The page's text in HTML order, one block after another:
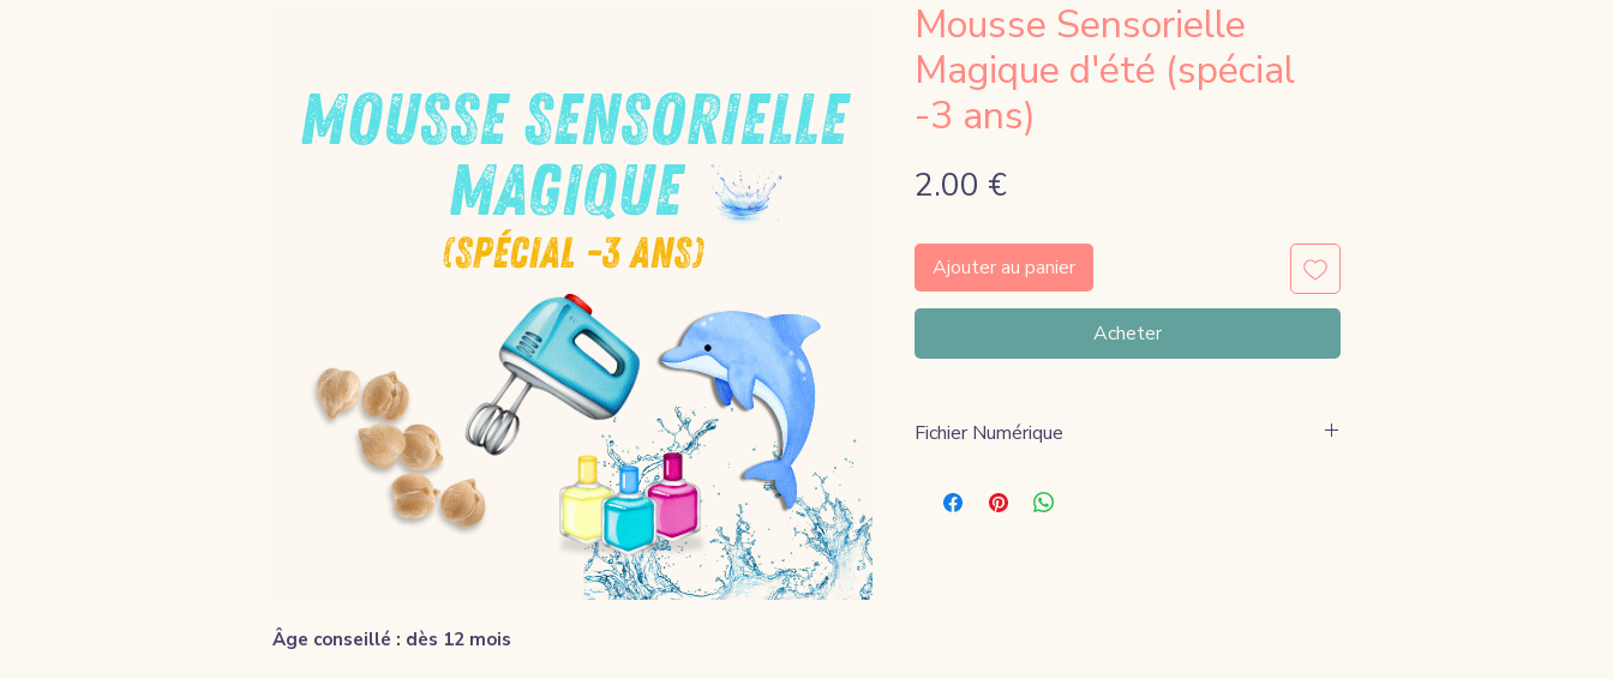
Âge conseillé : dès 12 mois
Mousse Sensorielle
Magique d'été (spécial
-3 ans)
2.00 €Prix
Ajouter au panier
Acheter
Fichier Numérique
paiement.